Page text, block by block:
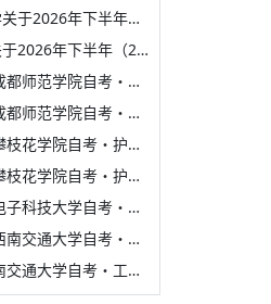
教育自学考试应用型专业新生注册的重要提醒
等教育自学考试应用型 专业新生注册和省考课程报考的通知
前教育（本科）1+X 证书项目详细解读
前教育（专科）1+X 证书项目详细解读
理学（本科）1+X 证书项目详细解读
护理（专科）1+X 证书项目详细解读
市管理（本科）1+X 证书项目详细解读
防工程（本科）1+X 证书项目详细解读
程管理（本科）1+X 证书项目详细解读